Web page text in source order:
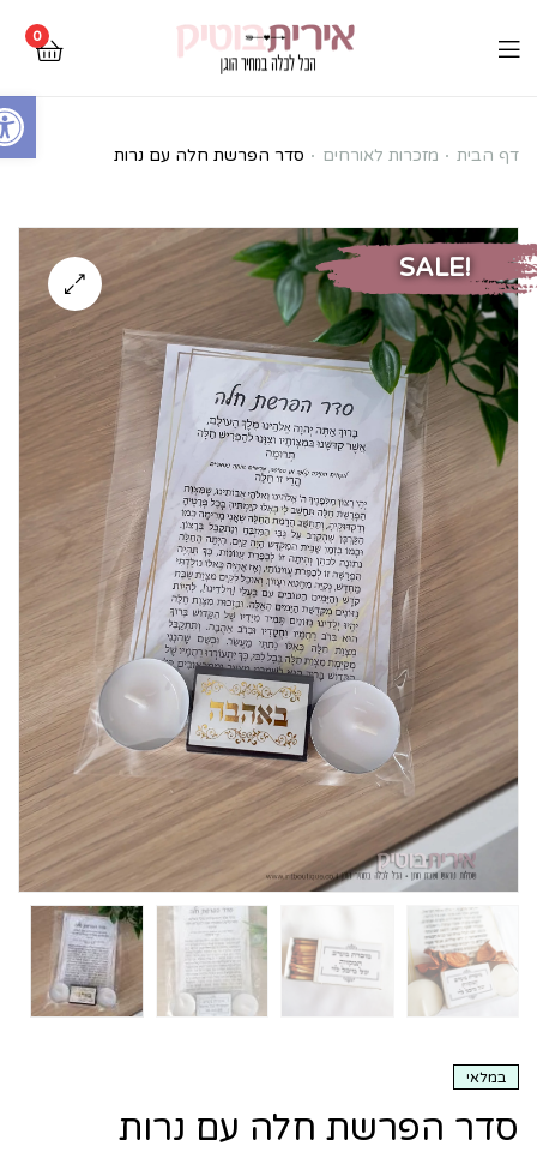
Open toolbar
0
סדר
חלה
עם
נרות
דף הבית מזכרות לאורחים סדר הפרשת חלה עם נרות
SALE!
במלאי
סדר הפרשת חלה עם נרות